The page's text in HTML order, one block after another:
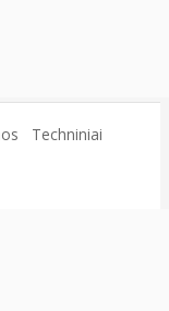
Techniniai